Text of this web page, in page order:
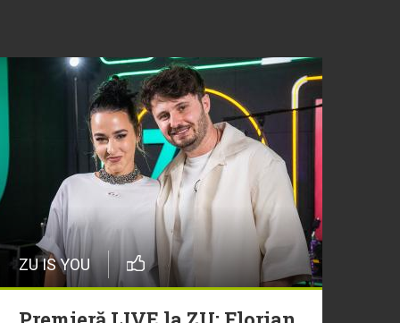
ZU IS YOU